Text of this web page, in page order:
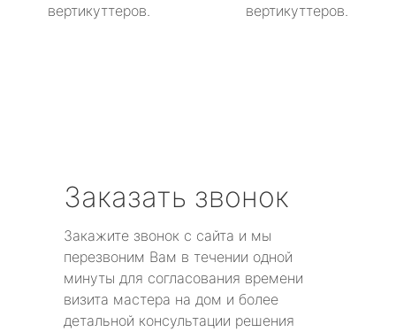
вертикуттеров.
вертикуттеров.
Заказать звонок
Закажите звонок с сайта и мы
перезвоним Вам в течении одной
минуты для согласования времени
визита мастера на дом и более
детальной консультации решения